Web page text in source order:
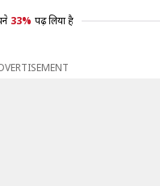
33% पढ़ लिया है